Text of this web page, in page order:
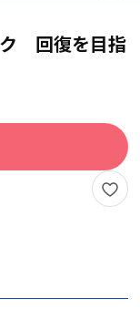
ク 回復を目指